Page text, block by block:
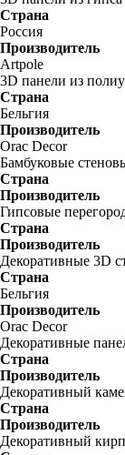
Страна
Россия
Производитель
Artpole
3D панели из
Страна
Бельгия
Производитель
Orac Decor
Бамбуковые
Страна
Производитель
Гипсовые
Страна
Производитель
Декоративные 3D
Страна
Бельгия
Производитель
Orac Decor
Декоративные
Страна
Производитель
Декоративный
Страна
Производитель
Декоративный